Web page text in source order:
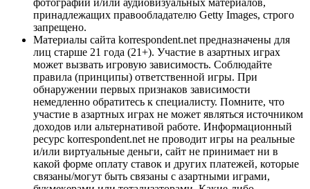
принадлежащих правообладателю Getty Images, строго
запрещено.
Материалы сайта korrespondent.net предназначены для
лиц старше 21 года (21+). Участие в азартных играх
может вызвать игровую зависимость. Соблюдайте
правила (принципы) ответственной игры. При
обнаружении первых признаков зависимости
немедленно обратитесь к специалисту. Помните, что
участие в азартных играх не может являться источником
доходов или альтернативой работе. Информационный
ресурс korrespondent.net не проводит игры на реальные
и/или виртуальные деньги, сайт не принимает ни в
какой форме оплату ставок и других платежей, которые
связаны/могут быть связаны с азартными играми,